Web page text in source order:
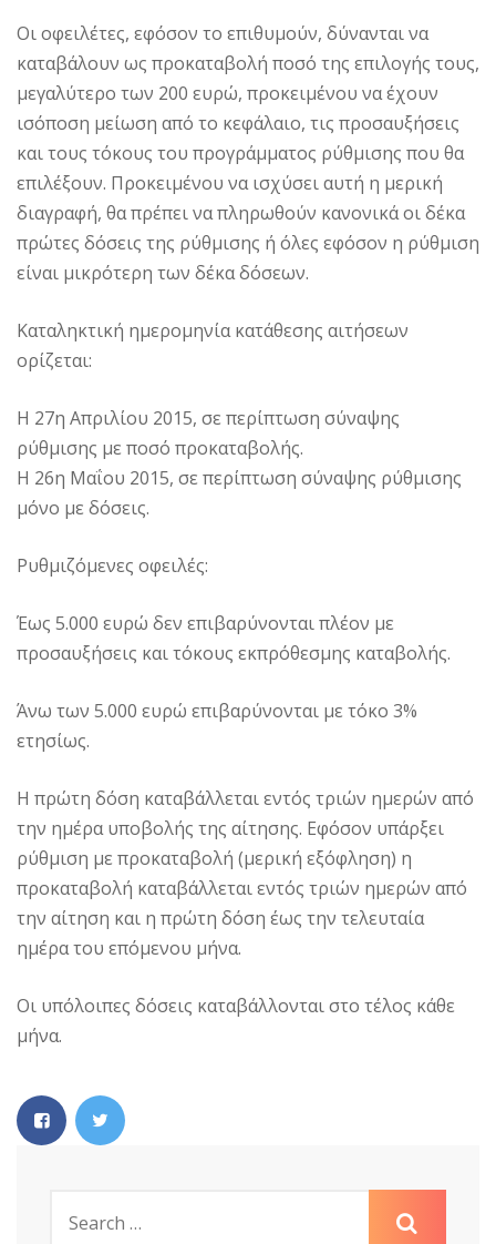
Οι οφειλέτες, εφόσον το επιθυμούν, δύνανται να
καταβάλουν ως προκαταβολή ποσό της επιλογής τους,
μεγαλύτερο των 200 ευρώ, προκειμένου να έχουν
ισόποση μείωση από το κεφάλαιο, τις προσαυξήσεις
και τους τόκους του προγράμματος ρύθμισης που θα
επιλέξουν. Προκειμένου να ισχύσει αυτή η μερική
διαγραφή, θα πρέπει να πληρωθούν κανονικά οι δέκα
πρώτες δόσεις της ρύθμισης ή όλες εφόσον η ρύθμιση
είναι μικρότερη των δέκα δόσεων.
Καταληκτική ημερομηνία κατάθεσης αιτήσεων
ορίζεται:
H 27η Απριλίου 2015, σε περίπτωση σύναψης
ρύθμισης με ποσό προκαταβολής.
Η 26η Μαΐου 2015, σε περίπτωση σύναψης ρύθμισης
μόνο με δόσεις.
Ρυθμιζόμενες οφειλές:
Έως 5.000 ευρώ δεν επιβαρύνονται πλέον με
προσαυξήσεις και τόκους εκπρόθεσμης καταβολής.
Άνω των 5.000 ευρώ επιβαρύνονται με τόκο 3%
ετησίως.
Η πρώτη δόση καταβάλλεται εντός τριών ημερών από
την ημέρα υποβολής της αίτησης. Εφόσον υπάρξει
ρύθμιση με προκαταβολή (μερική εξόφληση) η
προκαταβολή καταβάλλεται εντός τριών ημερών από
την αίτηση και η πρώτη δόση έως την τελευταία
ημέρα του επόμενου μήνα.
Οι υπόλοιπες δόσεις καταβάλλονται στο τέλος κάθε
μήνα.